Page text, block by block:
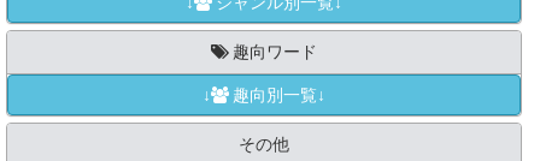
趣向ワード
↓ 趣向別一覧↓
その他